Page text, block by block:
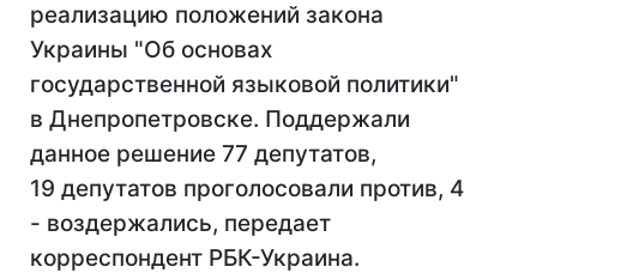
реализацию положений закона
Украины "Об основах
государственной языковой политики"
в Днепропетровске. Поддержали
данное решение 77 депутатов,
19 депутатов проголосовали против, 4
- воздержались, передает
корреспондент РБК-Украина.